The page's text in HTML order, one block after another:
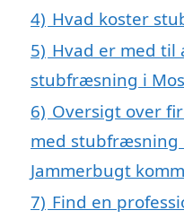
4) Hvad koster
5) Hvad er med til
stubfræsning i
6) Oversigt over
med stubfræsning
Jammerbugt
7) Find en